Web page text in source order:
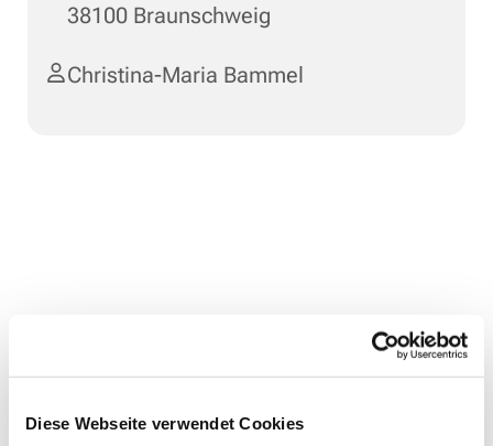
Diese Webseite verwendet Cookies
38100 Braunschweig
Christina-Maria Bammel